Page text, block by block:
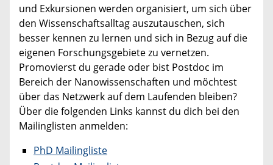
und Exkursionen werden organisiert, um sich über
den Wissenschaftsalltag auszutauschen, sich
besser kennen zu lernen und sich in Bezug auf die
eigenen Forschungsgebiete zu vernetzen.
Promovierst du gerade oder bist Postdoc im
Bereich der Nanowissenschaften und möchtest
über das Netzwerk auf dem Laufenden bleiben?
Über die folgenden Links kannst du dich bei den
Mailinglisten anmelden:
PhD Mailingliste